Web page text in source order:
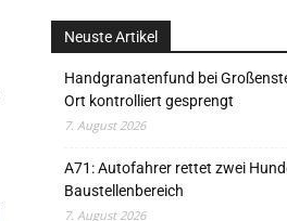
Neuste Artikel
Handgranatenfund bei
Ort kontrolliert gesprengt
7. August 2026
A71: Autofahrer rettet zwei
Baustellenbereich
7. August 2026